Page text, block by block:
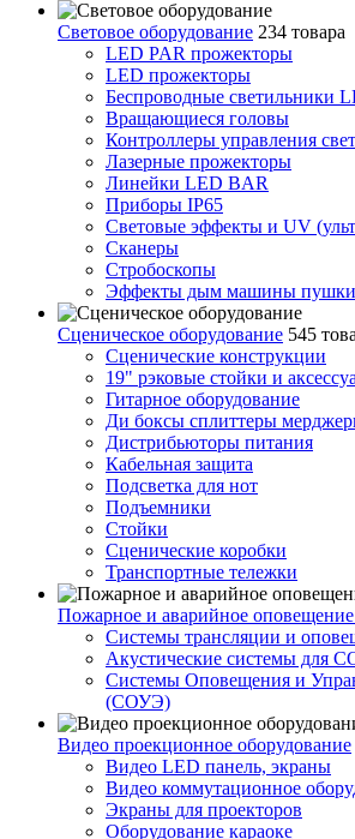
Световое оборудование 234 товара
LED PAR прожекторы
LED прожекторы
Беспроводные светильники
Вращающиеся головы
Контроллеры управления
Лазерные прожекторы
Линейки LED BAR
Приборы IP65
Световые эффекты и UV
Сканеры
Стробоскопы
Эффекты дым машины пушки
Сценическое оборудование 545
Сценические конструкции
19" рэковые стойки и
Гитарное оборудование
Ди боксы сплиттеры
Дистрибьюторы питания
Кабельная защита
Подсветка для нот
Подъемники
Стойки
Сценические коробки
Транспортные тележки
Пожарное и аварийное
Cистемы трансляции и
Акустические системы для
Системы Оповещения и
(СОУЭ)
Видео проекционное оборудование
Видео LED панель, экраны
Видео коммутационное
Экраны для проекторов
Оборудование караоке